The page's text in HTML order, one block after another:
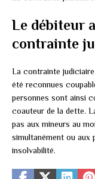
Le débiteur
contrainte
La contrainte judiciaire
été reconnues
personnes sont ainsi
coauteur de la dette.
pas aux mineurs au
simultanément ou aux
insolvabilité.